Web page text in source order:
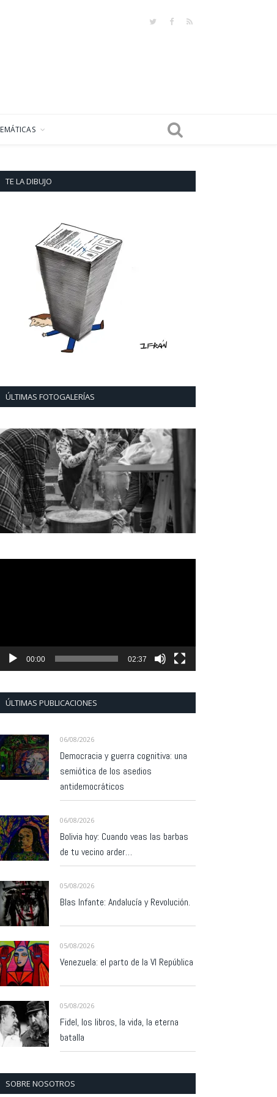
TwitterFacebook
RSS
TE LA DIBUJO
ÚLTIMAS FOTOGALERÍAS
00:00 02:37
ÚLTIMAS PUBLICACIONES
06/08/2026
Democracia y guerra cognitiva: una
semiótica de los asedios
antidemocráticos
06/08/2026
Bolivia hoy: Cuando veas las barbas
de tu vecino arder…
05/08/2026
Blas Infante: Andalucía y Revolución.
05/08/2026
Venezuela: el parto de la VI República
05/08/2026
Fidel, los libros, la vida, la eterna
batalla
SOBRE NOSOTROS